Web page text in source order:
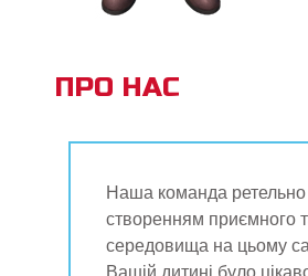
ПРО НАС
Наша команда
створенням приємного
середовища на цьому
Вашій дитині було